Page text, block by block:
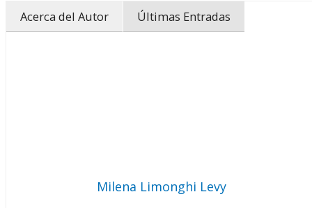
Acerca del Autor Últimas Entradas
Milena Limonghi Levy